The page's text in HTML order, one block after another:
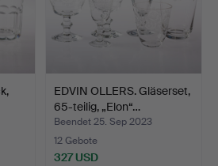
EDVIN OLLERS. Gläserset,
65-teilig, „Elon“…
Beendet 25. Sep 2023
12 Gebote
327 USD